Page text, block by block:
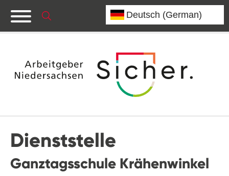
Dienststelle
Ganztagsschule Krähenwinkel